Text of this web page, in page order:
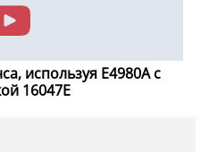
используя E4980A с
16047E